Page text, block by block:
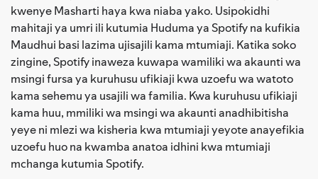
kwenye Masharti haya kwa niaba yako. Usipokidhi
mahitaji ya umri ili kutumia Huduma ya Spotify na kufikia
Maudhui basi lazima ujisajili kama mtumiaji. Katika soko
zingine, Spotify inaweza kuwapa wamiliki wa akaunti wa
msingi fursa ya kuruhusu ufikiaji kwa uzoefu wa watoto
kama sehemu ya usajili wa familia. Kwa kuruhusu ufikiaji
kama huu, mmiliki wa msingi wa akaunti anadhibitisha
yeye ni mlezi wa kisheria kwa mtumiaji yeyote anayefikia
uzoefu huo na kwamba anatoa idhini kwa mtumiaji
mchanga kutumia Spotify.